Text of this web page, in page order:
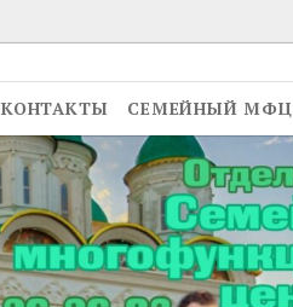
КОНТАКТЫ СЕМЕЙНЫЙ МФЦ